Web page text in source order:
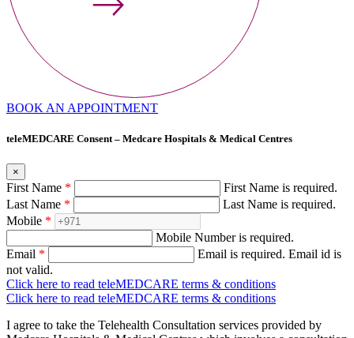
BOOK AN APPOINTMENT
teleMEDCARE Consent – Medcare Hospitals & Medical Centres
×
First Name *
First Name is required.
Last Name *
Last Name is required.
Mobile *
Mobile Number is required.
Email * Email is required. Email id is
not valid.
Click here to read teleMEDCARE terms & conditions
Click here to read teleMEDCARE terms & conditions
I agree to take the Telehealth Consultation services provided by